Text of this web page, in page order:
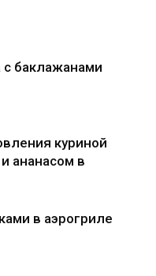
с баклажанами
куриной
ананасом в
в аэрогриле